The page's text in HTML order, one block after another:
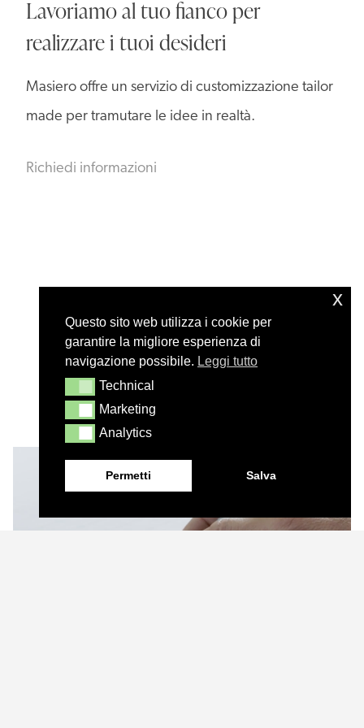
Questo sito web utilizza i cookie per
garantire la migliore esperienza di
navigazione possibile. Leggi tutto
TechnicalTechnical
MarketingMarketing
AnalyticsAnalytics
Permetti Salva
x
Lavoriamo al tuo fianco per
realizzare i tuoi desideri
Masiero offre un servizio di customizzazione tailor
made per tramutare le idee in realtà.
Richiedi informazioni